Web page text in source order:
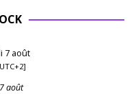
7 août
août